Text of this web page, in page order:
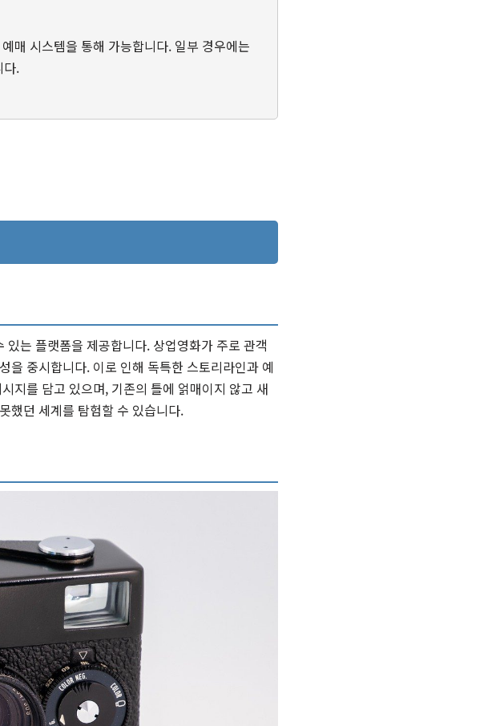
매 시스템을 통해 가능합니다. 일부 경우에는
다.
는 플랫폼을 제공합니다. 상업영화가 주로 관객
을 중시합니다. 이로 인해 독특한 스토리라인과 예
지를 담고 있으며, 기존의 틀에 얽매이지 않고 새
했던 세계를 탐험할 수 있습니다.